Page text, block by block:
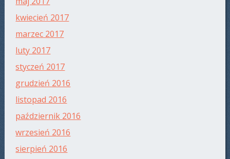
kwiecień 2017
marzec 2017
luty 2017
styczeń 2017
grudzień 2016
listopad 2016
październik 2016
wrzesień 2016
sierpień 2016